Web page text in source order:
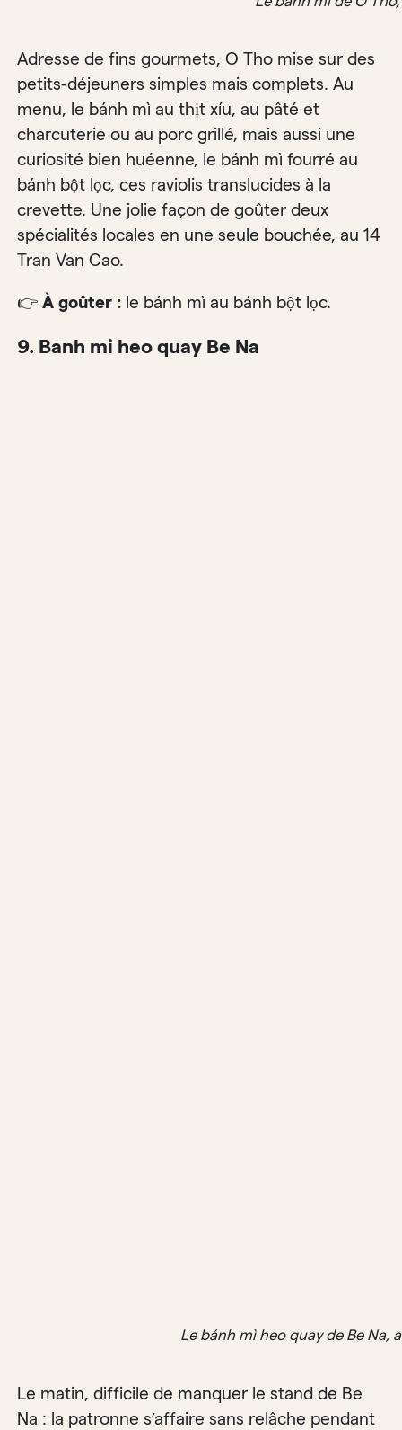
Adresse de fins gourmets, O Tho mise sur des
petits-déjeuners simples mais complets. Au
menu, le bánh mì au thịt xíu, au pâté et
charcuterie ou au porc grillé, mais aussi une
curiosité bien huéenne, le bánh mì fourré au
bánh bột lọc, ces raviolis translucides à la
crevette. Une jolie façon de goûter deux
spécialités locales en une seule bouchée, au 14
Tran Van Cao.
👉À goûter : le bánh mì au bánh bột lọc.
9. Banh mi heo quay Be Na
Le bánh mì heo quay de Be Na,
Le matin, difficile de manquer le stand de Be
Na : la patronne s’affaire sans relâche pendant